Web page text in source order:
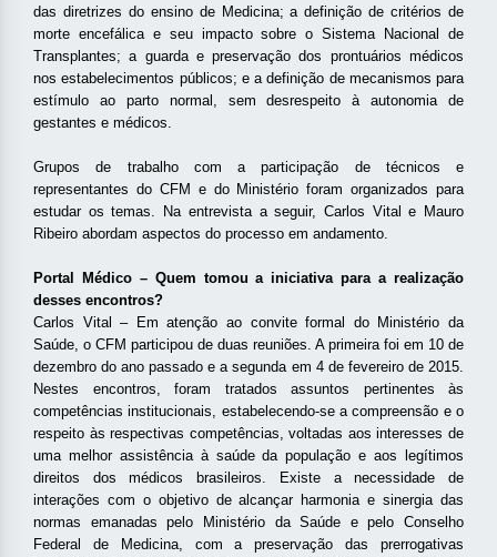
das diretrizes do ensino de Medicina; a definição de critérios de
morte encefálica e seu impacto sobre o Sistema Nacional de
Transplantes; a guarda e preservação dos prontuários médicos
nos estabelecimentos públicos; e a definição de mecanismos para
estímulo ao parto normal, sem desrespeito à autonomia de
gestantes e médicos.
Grupos de trabalho com a participação de técnicos e
representantes do CFM e do Ministério foram organizados para
estudar os temas. Na entrevista a seguir, Carlos Vital e Mauro
Ribeiro abordam aspectos do processo em andamento.
Portal Médico – Quem tomou a iniciativa para a realização
desses encontros?
Carlos Vital – Em atenção ao convite formal do Ministério da
Saúde, o CFM participou de duas reuniões. A primeira foi em 10 de
dezembro do ano passado e a segunda em 4 de fevereiro de 2015.
Nestes encontros, foram tratados assuntos pertinentes às
competências institucionais, estabelecendo-se a compreensão e o
respeito às respectivas competências, voltadas aos interesses de
uma melhor assistência à saúde da população e aos legítimos
direitos dos médicos brasileiros. Existe a necessidade de
interações com o objetivo de alcançar harmonia e sinergia das
normas emanadas pelo Ministério da Saúde e pelo Conselho
Federal de Medicina, com a preservação das prerrogativas